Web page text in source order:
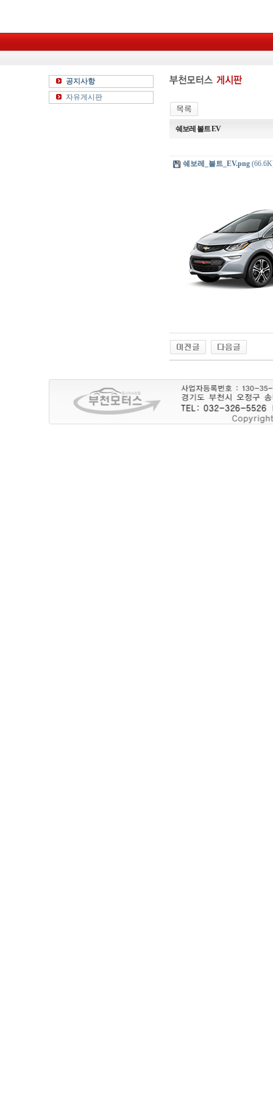
공지사항
자유게시판
쉐보레 볼트 EV
쉐보레_볼트_EV.png